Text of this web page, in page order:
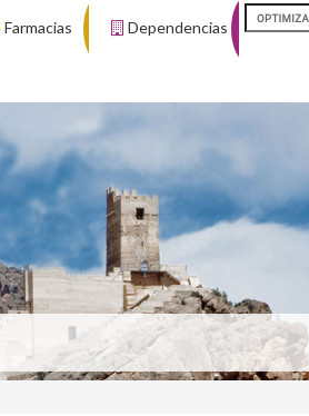
Farmacias Dependencias